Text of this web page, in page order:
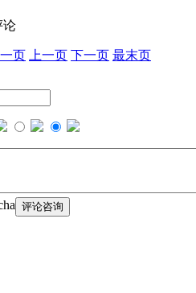
论
页 上一页 下一页 最末页